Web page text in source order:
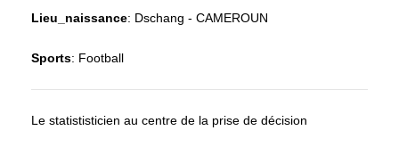
Lieu_naissance: Dschang - CAMEROUN
Sports: Football
Le statististicien au centre de la prise de décision